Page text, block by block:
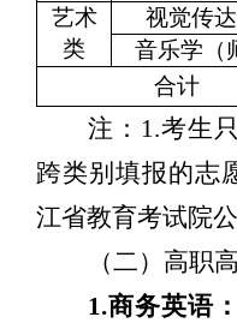
艺术
类
视觉传
音乐学（
合计
注： 1.考生
跨类别填报的志
江省教育考试院公
（二）高职
1.商务英语：